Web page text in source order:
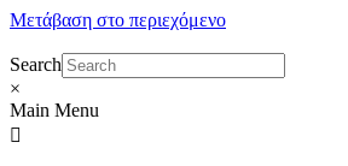
Μετάβαση στο περιεχόμενο
Search
×
Main Menu